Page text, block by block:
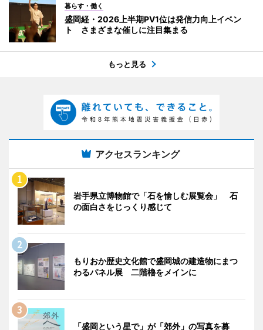
暮らす・働く
盛岡経・2026上半期PV1位は発信力向上イベン
ト さまざまな催しに注目集まる
もっと見る
アクセスランキング
岩手県立博物館で「石を愉しむ展覧会」 石
の面白さをじっくり感じて
もりおか歴史文化館で盛岡城の建造物にまつ
わるパネル展 二階櫓をメインに
「盛岡という星で」が「郊外」の写真を募